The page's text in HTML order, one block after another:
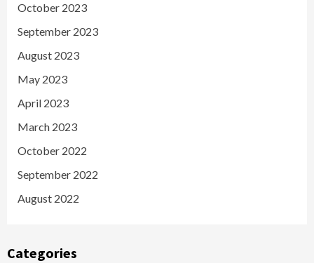
October 2023
September 2023
August 2023
May 2023
April 2023
March 2023
October 2022
September 2022
August 2022
Categories